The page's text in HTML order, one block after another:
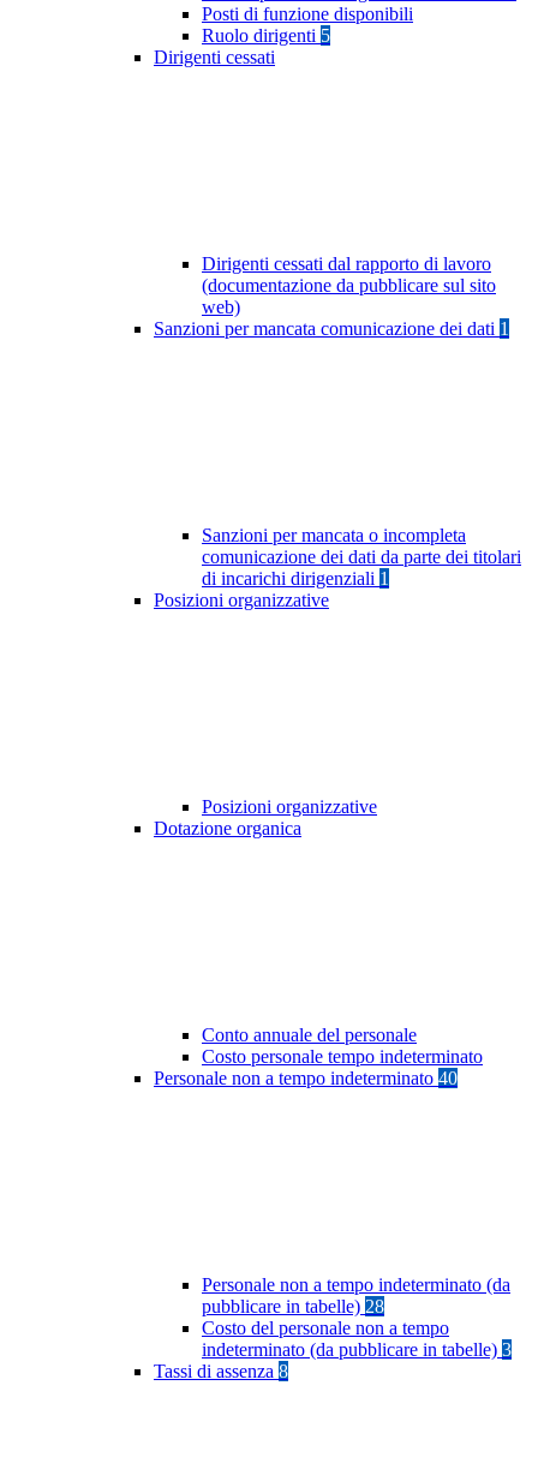
Posti di funzione disponibili
Ruolo dirigenti 5
Dirigenti cessati
Dirigenti cessati dal rapporto di lavoro
(documentazione da pubblicare sul sito
web)
Sanzioni per mancata comunicazione dei dati 1
Sanzioni per mancata o incompleta
comunicazione dei dati da parte dei titolari
di incarichi dirigenziali 1
Posizioni organizzative
Posizioni organizzative
Dotazione organica
Conto annuale del personale
Costo personale tempo indeterminato
Personale non a tempo indeterminato 40
Personale non a tempo indeterminato (da
pubblicare in tabelle) 28
Costo del personale non a tempo
indeterminato (da pubblicare in tabelle) 3
Tassi di assenza 8